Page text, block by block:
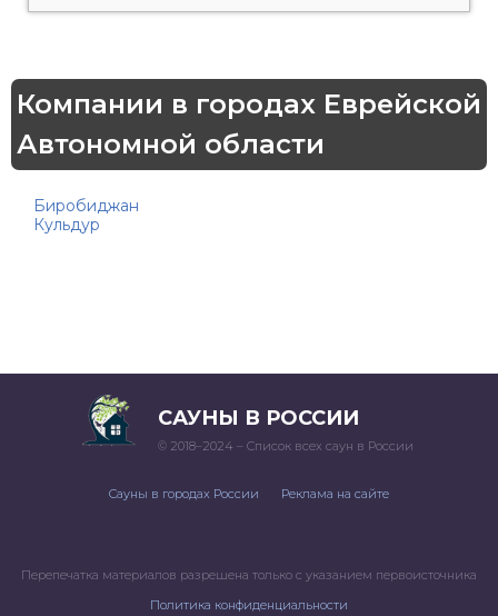
Компании в городах Еврейской
Автономной области
Биробиджан
Кульдур
САУНЫ В РОССИИ
© 2018–2024 – Список всех саун в России
Сауны в городах России Реклама на сайте
Перепечатка материалов разрешена только с указанием первоисточника
Политика конфиденциальности